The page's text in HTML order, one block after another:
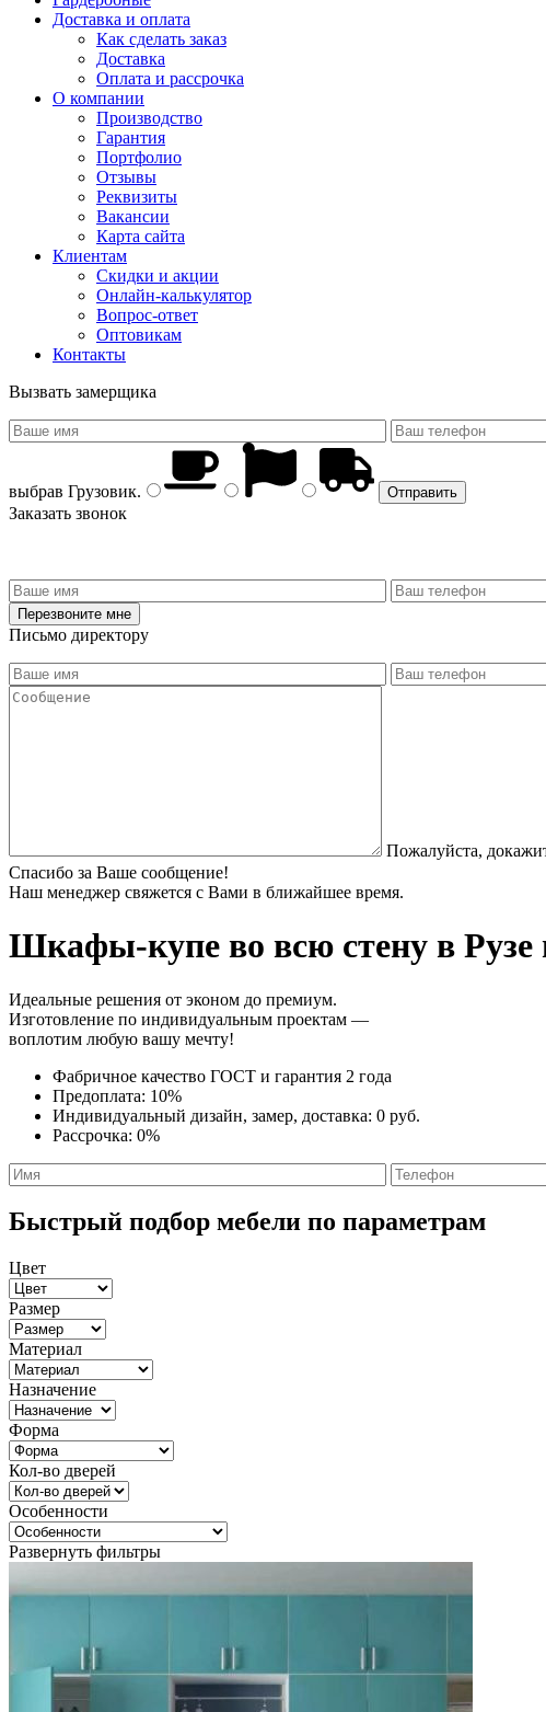
Доставка и оплата
Как сделать заказ
Доставка
Оплата и рассрочка
О компании
Производство
Гарантия
Портфолио
Отзывы
Реквизиты
Вакансии
Карта сайта
Клиентам
Скидки и акции
Онлайн-калькулятор
Вопрос-ответ
Оптовикам
Контакты
Вызвать замерщика
выбрав Грузовик.
Заказать звонок
Письмо директору
Пожалуйста,
Спасибо за Ваше сообщение!
Наш менеджер свяжется с Вами в ближайшее время.
Шкафы-купе во всю стену в
Идеальные решения от эконом до премиум.
Изготовление по индивидуальным проектам —
воплотим любую вашу мечту!
Фабричное качество ГОСТ и гарантия 2 года
Предоплата: 10%
Индивидуальный дизайн, замер, доставка: 0 руб.
Рассрочка: 0%
Быстрый подбор мебели по параметрам
Цвет
Размер
Материал
Назначение
Форма
Кол-во дверей
Особенности
Развернуть фильтры